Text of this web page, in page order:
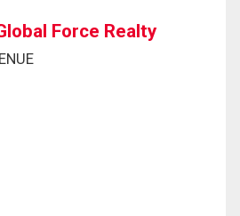
Force Realty